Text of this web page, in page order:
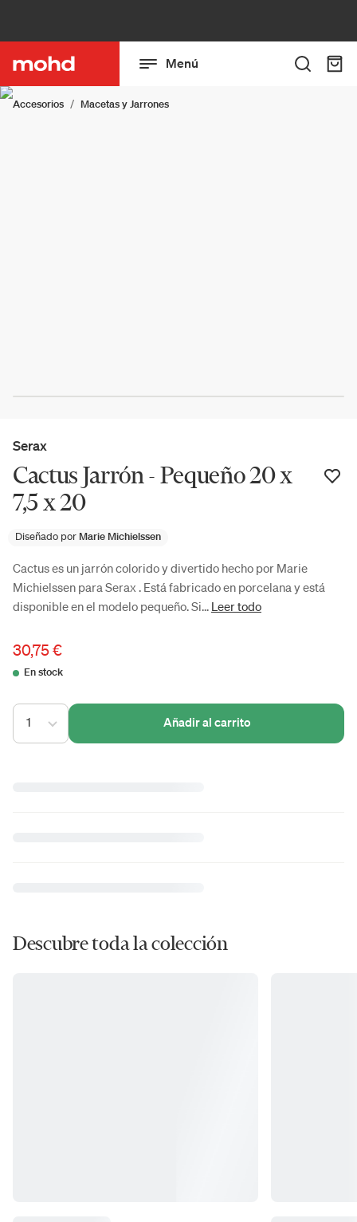
Menú
Accesorios Macetas y Jarrones
Serax
Cactus Jarrón - Pequeño 20 x
7,5 x 20
Diseñado por Marie Michielssen
Cactus es un jarrón colorido y divertido hecho por Marie
Michielssen para Serax . Está fabricado en porcelana y está
disponible en el modelo pequeño. Si... Leer todo
30,75 €
En stock
1 Añadir al carrito
Descubre toda la colección